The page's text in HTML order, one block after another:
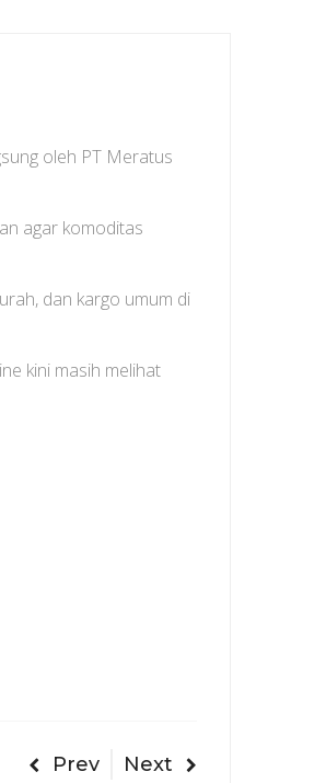
oleh PT Meratus
agar komoditas
dan kargo umum di
kini masih melihat
Prev Next